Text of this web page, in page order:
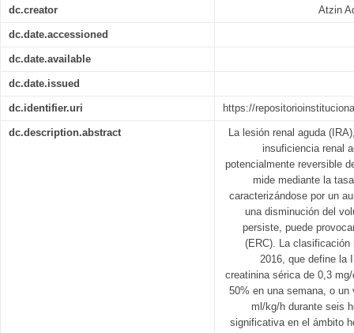
dc.creator Atzin
dc.date.accessioned
dc.date.available
dc.date.issued
dc.identifier.uri https://
dc.description.abstract
La lesión renal aguda
insuficiencia renal
potencialmente reversible
mide mediante la
caracterizándose por un
una disminución del
persiste, puede
(ERC). La
2016, que define la
creatinina sérica de 0,3
50% en una semana, o un
ml/kg/h durante seis
significativa en el ámbito